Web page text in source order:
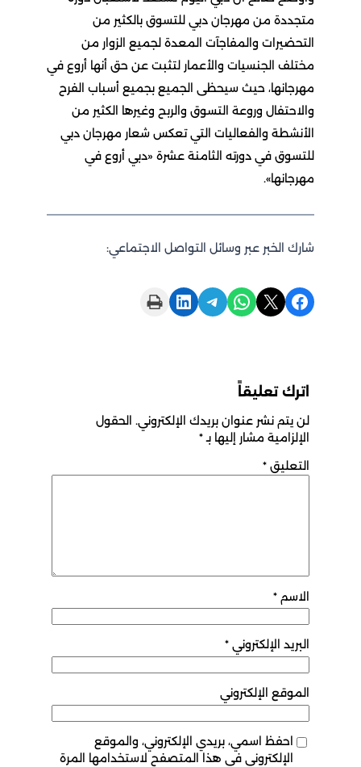
متجددة من مهرجان دبي للتسوق بالكثير من
التحضيرات والمفاجآت المعدة لجميع الزوار من
مختلف الجنسيات والأعمار لتثبت عن حق أنها أروع في
مهرجانها، حيث سيحظى الجميع بجميع أسباب الفرح
والاحتفال وروعة التسوق والربح وغيرها الكثير من
الأنشطة والفعاليات التي تعكس شعار مهرجان دبي
للتسوق في دورته الثامنة عشرة «دبي أروع في
مهرجانها».
شارك الخبر عبر وسائل التواصل الاجتماعي:
Share on Facebook
Share on X
Share on WhatsApp
Share on Telegram
Share on LinkedIn
Print this Page
اترك تعليقاً
لن يتم نشر عنوان بريدك الإلكتروني. الحقول
الإلزامية مشار إليها بـ*
التعليق *
الاسم *
البريد الإلكتروني *
الموقع الإلكتروني
احفظ اسمي، بريدي الإلكتروني، والموقع
الإلكتروني في هذا المتصفح لاستخدامها المرة